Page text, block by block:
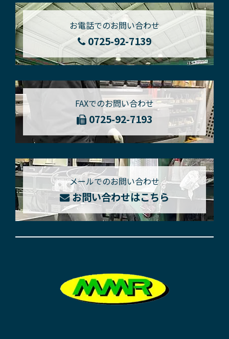
お電話でのお問い合わせ
0725-92-7139
FAXでのお問い合わせ
0725-92-7193
メールでのお問い合わせ
お問い合わせはこちら